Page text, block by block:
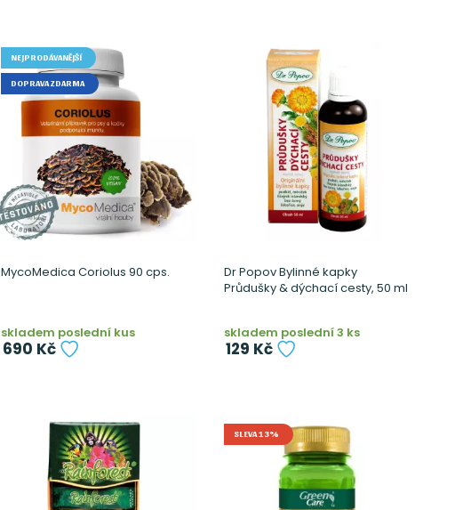
NEJPRODÁVANĚJŠÍ
DOPRAVA ZDARMA
MycoMedica Coriolus 90 cps.
skladem poslední kus
690 Kč
Dr Popov Bylinné kapky
Průdušky & dýchací cesty, 50 ml
skladem poslední 3 ks
129 Kč
SLEVA 13%